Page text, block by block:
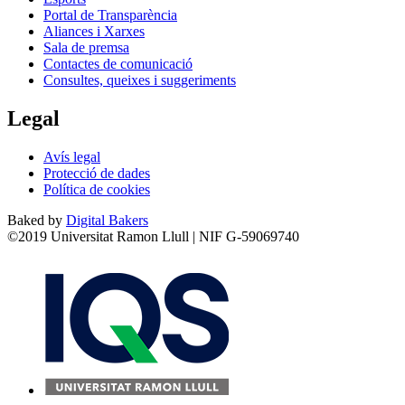
Portal de Transparència
Aliances i Xarxes
Sala de premsa
Contactes de comunicació
Consultes, queixes i suggeriments
Legal
Avís legal
Protecció de dades
Política de cookies
Baked by Digital Bakers
©2019 Universitat Ramon Llull | NIF G-59069740